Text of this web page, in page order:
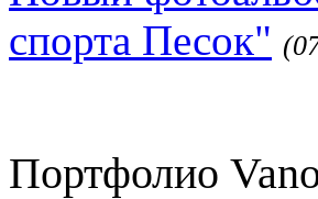
спорта Песок"
Портфолио